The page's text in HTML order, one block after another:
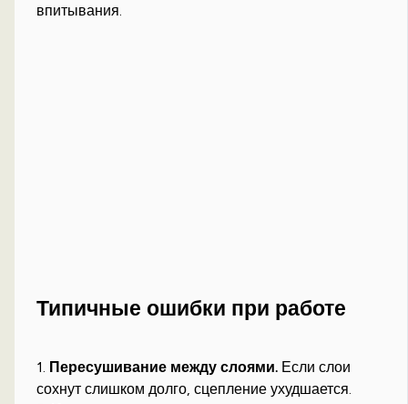
впитывания.
Типичные ошибки при работе
1. Пересушивание между слоями. Если слои
сохнут слишком долго, сцепление ухудшается.